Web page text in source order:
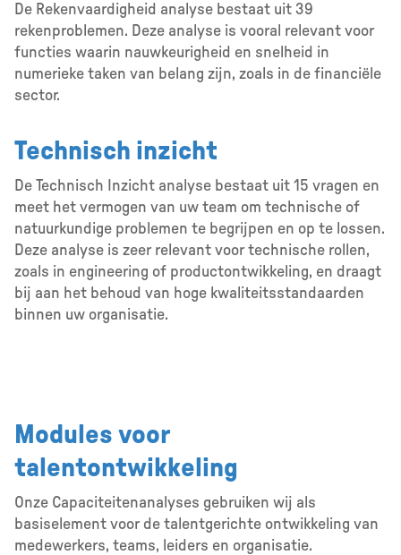
De Rekenvaardigheid analyse bestaat uit 39
rekenproblemen. Deze analyse is vooral relevant voor
functies waarin nauwkeurigheid en snelheid in
numerieke taken van belang zijn, zoals in de financiële
sector.
Technisch inzicht
De Technisch Inzicht analyse bestaat uit 15 vragen en
meet het vermogen van uw team om technische of
natuurkundige problemen te begrijpen en op te lossen.
Deze analyse is zeer relevant voor technische rollen,
zoals in engineering of productontwikkeling, en draagt
bij aan het behoud van hoge kwaliteitsstandaarden
binnen uw organisatie.
Modules voor
talentontwikkeling
Onze Capaciteitenanalyses gebruiken wij als
basiselement voor de talentgerichte ontwikkeling van
medewerkers, teams, leiders en organisatie.